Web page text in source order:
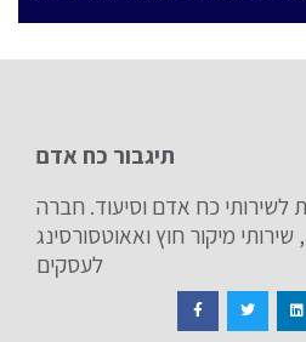
תיגבור כח אדם
לשירותי כח אדם וסיעוד. חברה
מיקור חוץ ואאוטסורסינג